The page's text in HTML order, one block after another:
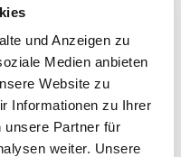
und Anzeigen zu
Medien anbieten
Website zu
Informationen zu Ihrer
unsere Partner für
weiter. Unsere